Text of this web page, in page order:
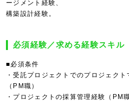
ージメント経験、
構築設計経験。
必須経験／求める経験スキル
■必須条件
・受託プロジェクトでのプロジェク
（PM職）
・プロジェクトの採算管理経験（PM職